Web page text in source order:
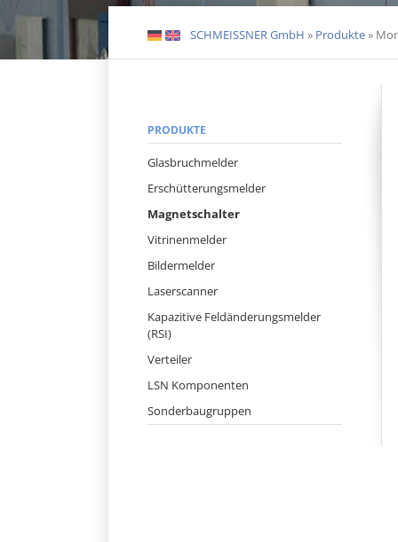
DE EN SCHMEISSNER GmbH » Produkte»
PRODUKTE
Navigation
Glasbruchmelder
Erschütterungsmelder
Magnetschalter
Vitrinenmelder
Bildermelder
Laserscanner
Kapazitive Feldänderungsmelder
(RSI)
Verteiler
LSN Komponenten
Sonderbaugruppen